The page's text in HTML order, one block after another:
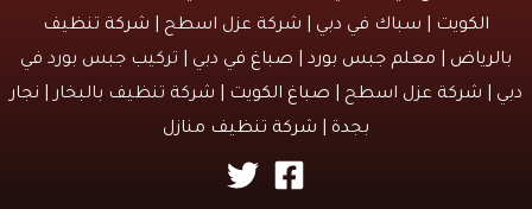
الكويت| سباك في دبي | شركة عزل اسطح |شركة تنظيف
|معلم جبس بورد|صباغ في دبي| تركيب جبس بورد في
| شركة عزل اسطح |صباغ الكويت| شركة تنظيف بالبخار |نجار
|شركة تنظيف منازل